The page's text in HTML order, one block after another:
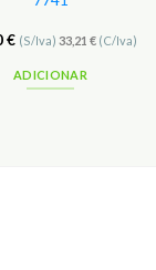
€ (S/Iva) 33,21 €(C/Iva)
ADICIONAR